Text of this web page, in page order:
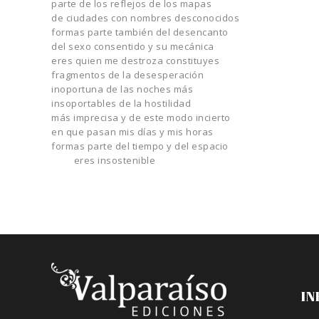
parte de los reflejos de los mapas
de ciudades con nombres desconocidos
formas parte también del desencanto
del sexo consentido y su mecánica
eres quien me destroza constituyes
fragmentos de la desesperación
inoportuna de las noches más
insoportables de la hostilidad
más imprecisa y de este modo incierto
en que pasan mis días y mis horas
formas parte del tiempo y del espacio
eres insostenible